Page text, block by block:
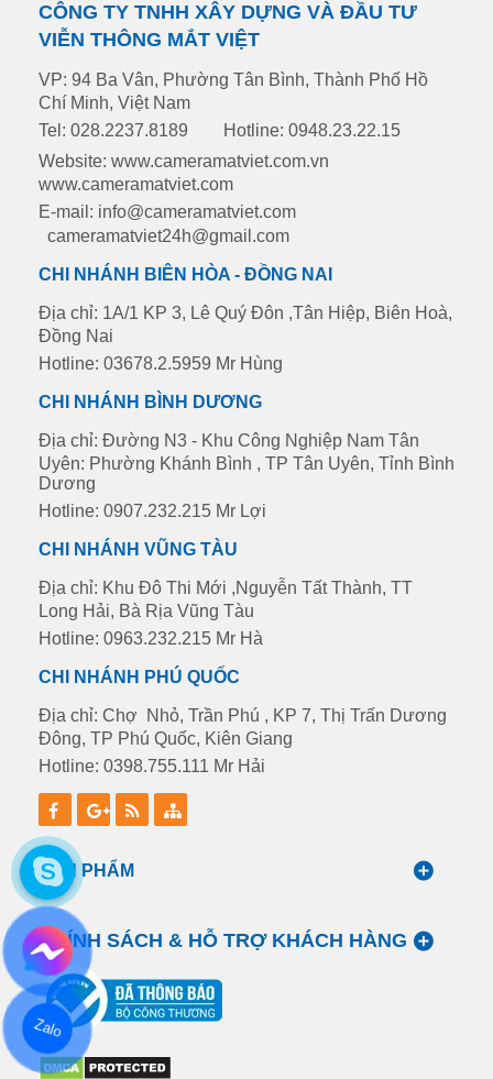
CÔNG TY TNHH XÂY DỰNG VÀ ĐẦU TƯ
VIỄN THÔNG MẮT VIỆT
VP: 94 Ba Vân, Phường Tân Bình, Thành Phố Hồ
Chí Minh, Việt Nam
Tel: 028.2237.8189
Hotline: 0948.23.22.15
Website: www.cameramatviet.com.vn
www.cameramatviet.com
E-mail: info@cameramatviet.com
cameramatviet24h@gmail.com
CHI NHÁNH BIÊN HÒA - ĐỒNG NAI
Địa chỉ: 1A/1 KP 3, Lê Quý Đôn ,Tân Hiệp, Biên Hoà,
Đồng Nai
Hotline: 03678.2.5959 Mr Hùng
CHI NHÁNH BÌNH DƯƠNG
Địa chỉ: Đường N3 - Khu Công Nghiệp Nam Tân
Uyên: Phường Khánh Bình , TP Tân Uyên, Tỉnh Bình
Dương
Hotline: 0907.232.215 Mr Lợi
CHI NHÁNH VŨNG TÀU
Địa chỉ: Khu Đô Thi Mới ,Nguyễn Tất Thành, TT
Long Hải, Bà Rịa Vũng Tàu
Hotline: 0963.232.215 Mr Hà
CHI NHÁNH PHÚ QUỐC
Địa chỉ: Chợ Nhỏ, Trần Phú , KP 7, Thị Trấn Dương
Đông, TP Phú Quốc, Kiên Giang
Hotline: 0398.755.111 Mr Hải
SẢN PHẨM
CHÍNH SÁCH & HỖ TRỢ KHÁCH HÀNG
Zalo